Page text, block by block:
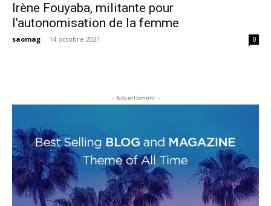
Irène Fouyaba, militante pour
l’autonomisation de la femme
saomag - 14 octobre 2021 0
- Advertisment -